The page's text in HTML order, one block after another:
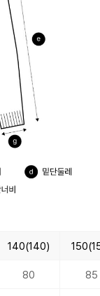
140(140)
80 85